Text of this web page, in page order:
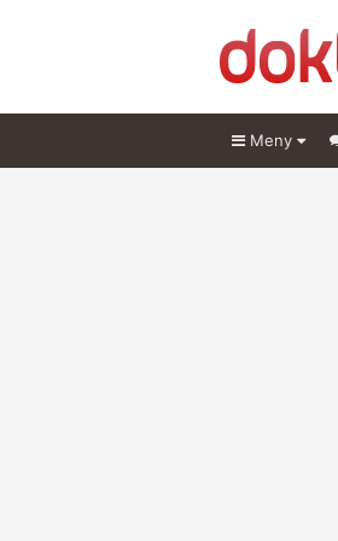
Meny